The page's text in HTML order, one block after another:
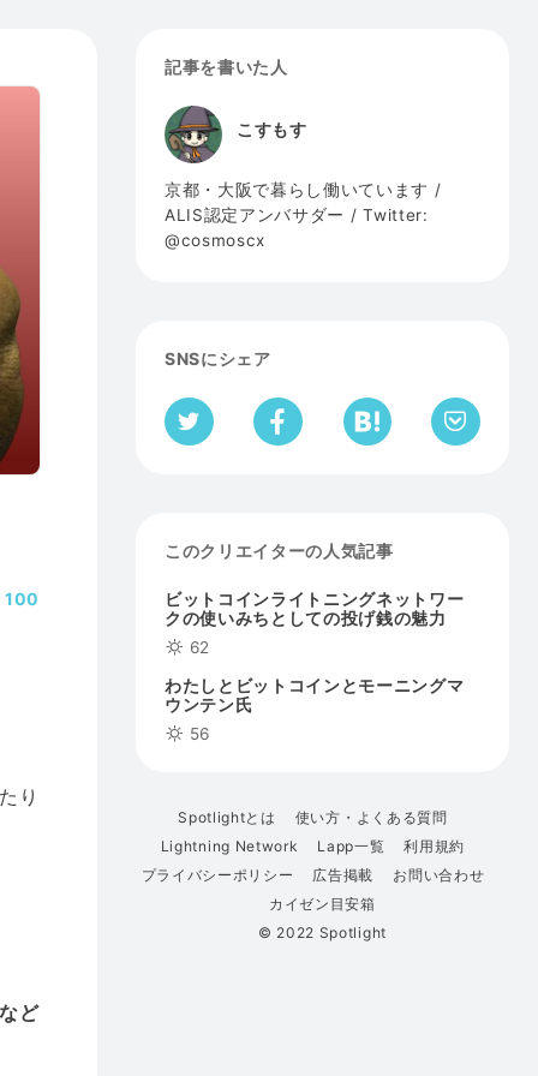
100
り
ど
記事を書いた人
こすもす
京都・大阪で暮らし働いています /
ALIS認定アンバサダー / Twitter:
@cosmoscx
SNSにシェア
このクリエイターの人気記事
ビットコインライトニングネットワー
クの使いみちとしての投げ銭の魅力
62
わたしとビットコインとモーニングマ
ウンテン氏
56
Spotlightとは
使い方・よくある質問
Lightning Network
Lapp一覧
利用規約
プライバシーポリシー
広告掲載
お問い合わせ
カイゼン目安箱
© 2022 Spotlight